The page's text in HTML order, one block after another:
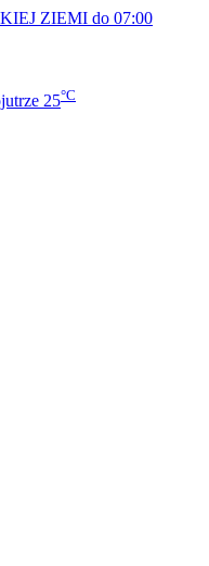
ZIEMI do 07:00
25°C